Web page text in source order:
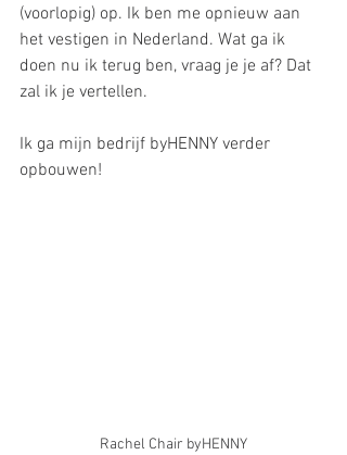
(voorlopig) op. Ik ben me opnieuw aan
het vestigen in Nederland. Wat ga ik
doen nu ik terug ben, vraag je je af? Dat
zal ik je vertellen.
Ik ga mijn bedrijf byHENNY verder
opbouwen!
Rachel Chair byHENNY